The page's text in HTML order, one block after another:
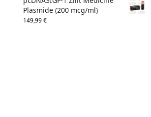
Plasmide (200 mcg/ml)
149,99€